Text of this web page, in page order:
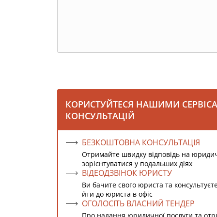
КОРИСТУЙТЕСЯ НАШИМИ
КОНСУЛЬТАЦІЙ
БЕЗКОШТОВНА КОНСУЛЬТАЦІЯ
Отримайте швидку відповідь на
зорієнтуватися у подальших діях
ВІДЕОДЗВІНОК ЮРИСТУ
Ви бачите свого юриста та
йти до юриста в офіс
ОГОЛОСІТЬ ВЛАСНИЙ ТЕНДЕР